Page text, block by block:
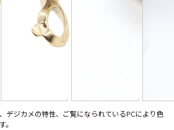
デジカメの特性、ご覧になられているPCにより色
。